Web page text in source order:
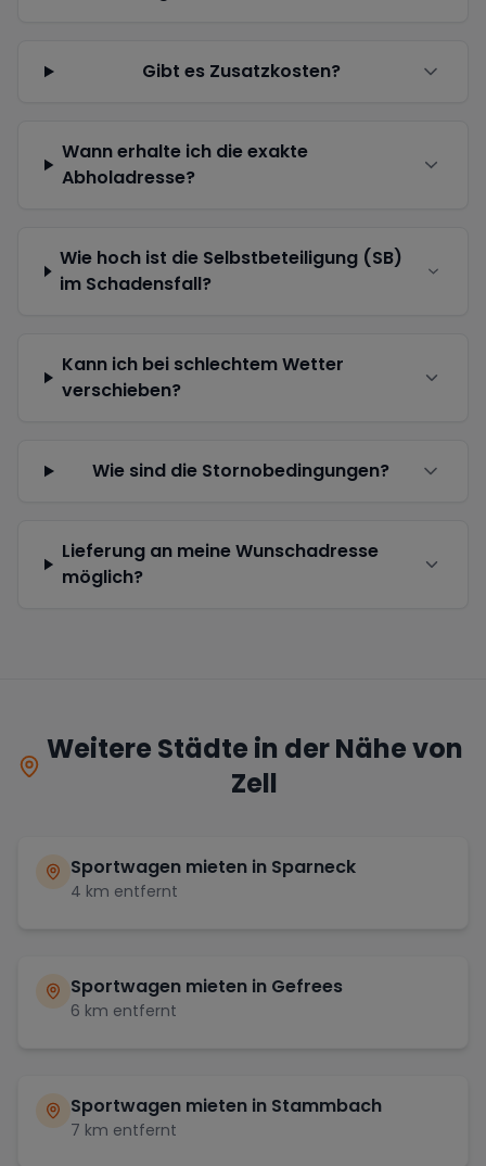
Gibt es Zusatzkosten?
Wann erhalte ich die exakte
Abholadresse?
Wie hoch ist die Selbstbeteiligung (SB)
im Schadensfall?
Kann ich bei schlechtem Wetter
verschieben?
Wie sind die Stornobedingungen?
Lieferung an meine Wunschadresse
möglich?
Weitere Städte in der Nähe von
Zell
Sportwagen mieten in Sparneck
4 km entfernt
Sportwagen mieten in Gefrees
6 km entfernt
Sportwagen mieten in Stammbach
7 km entfernt